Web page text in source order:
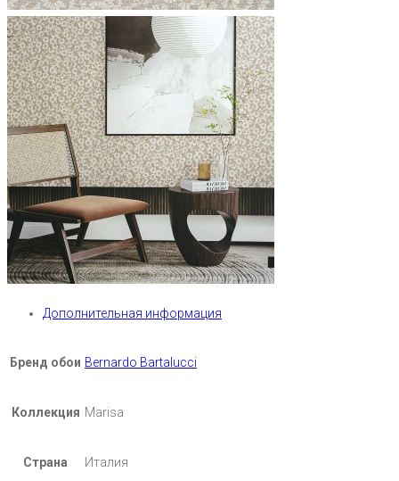
Дополнительная информация
Бренд обои Bernardo Bartalucci
Коллекция Marisa
Страна Италия